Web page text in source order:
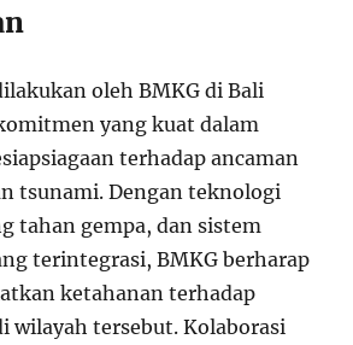
oleh BMKG di Bali
yang kuat dalam
terhadap ancaman
tsunami. Dengan teknologi
tahan gempa, dan sistem
terintegrasi, BMKG berharap
ketahanan terhadap
wilayah tersebut. Kolaborasi